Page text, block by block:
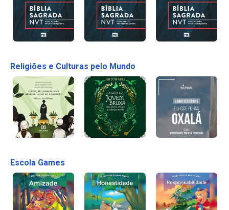
Religiões e Culturas pelo Mundo
Escola Games